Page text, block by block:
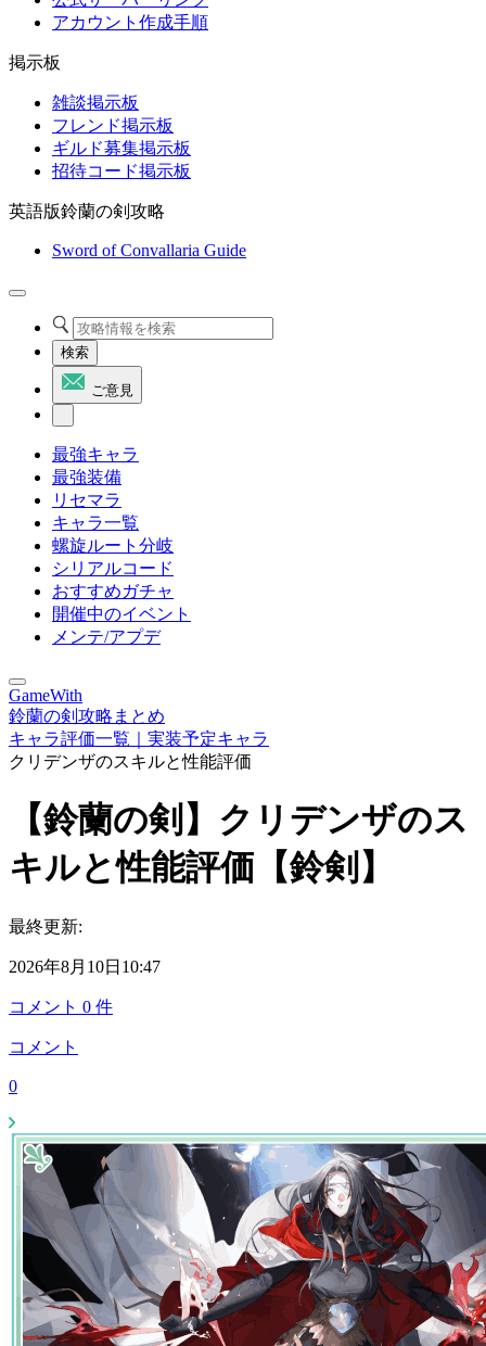
アカウント作成手順
掲示板
雑談掲示板
フレンド掲示板
ギルド募集掲示板
招待コード掲示板
英語版鈴蘭の剣攻略
Sword of Convallaria Guide
検索
ご意見
最強キャラ
最強装備
リセマラ
キャラ一覧
螺旋ルート分岐
シリアルコード
おすすめガチャ
開催中のイベント
メンテ/アプデ
GameWith
鈴蘭の剣攻略まとめ
キャラ評価一覧｜実装予定キャラ
クリデンザのスキルと性能評価
【鈴蘭の剣】クリデンザのス
キルと性能評価【鈴剣】
最終更新:
2026年8月10日10:47
コメント 0 件
コメント
0